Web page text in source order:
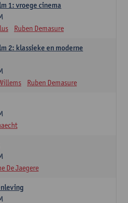
1: vroege cinema
Ruben Demasure
2: klassieke en moderne
Ruben Demasure
De Jaegere